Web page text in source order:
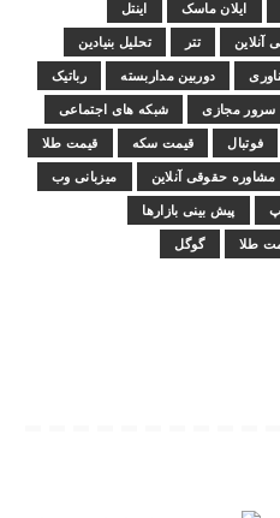
ایلان ماسک اینتل
آنلاین تتر تحلیل بنیادین
دوربین مداربسته رباتیک
سرور مجازی شبکه های اجتماعی
فوتبال قیمت سکه قیمت طلا
مشاوره حقوقی آنلاین میزبانی وب
پیش بینی بازارها
طلا گوگل